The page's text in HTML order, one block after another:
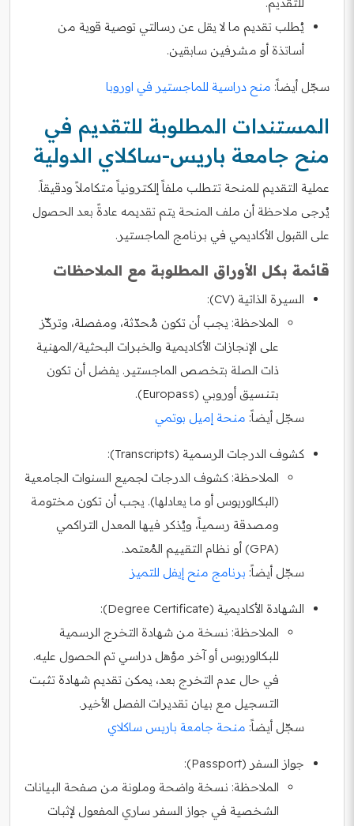
يُطلب تقديم ما لا يقل عن رسالتي توصية قوية من
أساتذة أو مشرفين سابقين.
سجّل أيضاً: منح دراسية للماجستير في اوروبا
المستندات المطلوبة للتقديم في
منح جامعة باريس-ساكلاي الدولية
عملية التقديم للمنحة تتطلب ملفاً إلكترونياً متكاملاً ودقيقاً.
يُرجى ملاحظة أن ملف المنحة يتم تقديمه عادةً بعد الحصول
على القبول الأكاديمي في برنامج الماجستير.
قائمة بكل الأوراق المطلوبة مع الملاحظات
السيرة الذاتية (CV):
الملاحظة: يجب أن تكون مُحدّثة، ومفصلة، وتركّز
على الإنجازات الأكاديمية والخبرات البحثية/المهنية
ذات الصلة بتخصص الماجستير. يفضل أن تكون
بتنسيق أوروبي (Europass).
سجّل أيضاً: منحة إميل بوتمي
كشوف الدرجات الرسمية (Transcripts):
الملاحظة: كشوف الدرجات لجميع السنوات الجامعية
(البكالوريوس أو ما يعادلها). يجب أن تكون مختومة
ومصدقة رسمياً، ويُذكر فيها المعدل التراكمي
(GPA) أو نظام التقييم المُعتمد.
سجّل أيضاً: برنامج منح إيفل للتميز
الشهادة الأكاديمية (Degree Certificate):
الملاحظة: نسخة من شهادة التخرج الرسمية
للبكالوريوس أو آخر مؤهل دراسي تم الحصول عليه.
في حال عدم التخرج بعد، يمكن تقديم شهادة تثبت
التسجيل مع بيان تقديرات الفصل الأخير.
سجّل أيضاً: منحة جامعة باريس ساكلاي
جواز السفر (Passport):
الملاحظة: نسخة واضحة وملونة من صفحة البيانات
الشخصية في جواز السفر ساري المفعول لإثبات